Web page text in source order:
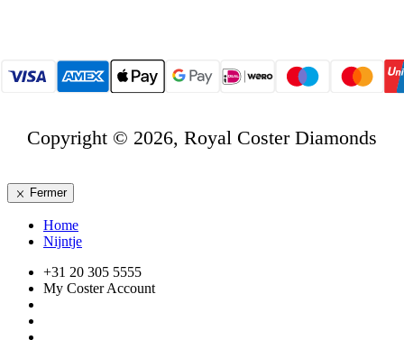
Copyright © 2026, Royal Coster Diamonds
Fermer
Home
Nijntje
+31 20 305 5555
My Coster Account